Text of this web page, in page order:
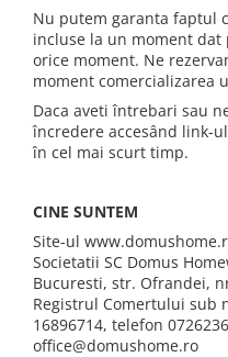
Nu putem garanta faptul
incluse la un moment
orice moment. Ne
moment comercializarea
Daca aveti întrebari sau
încredere accesând link-ul
în cel mai scurt timp.
CINE SUNTEM
Site-ul
Societatii SC Domus
Bucuresti, str. Ofrandei,
Registrul Comertului sub
16896714, telefon
office@domushome.ro